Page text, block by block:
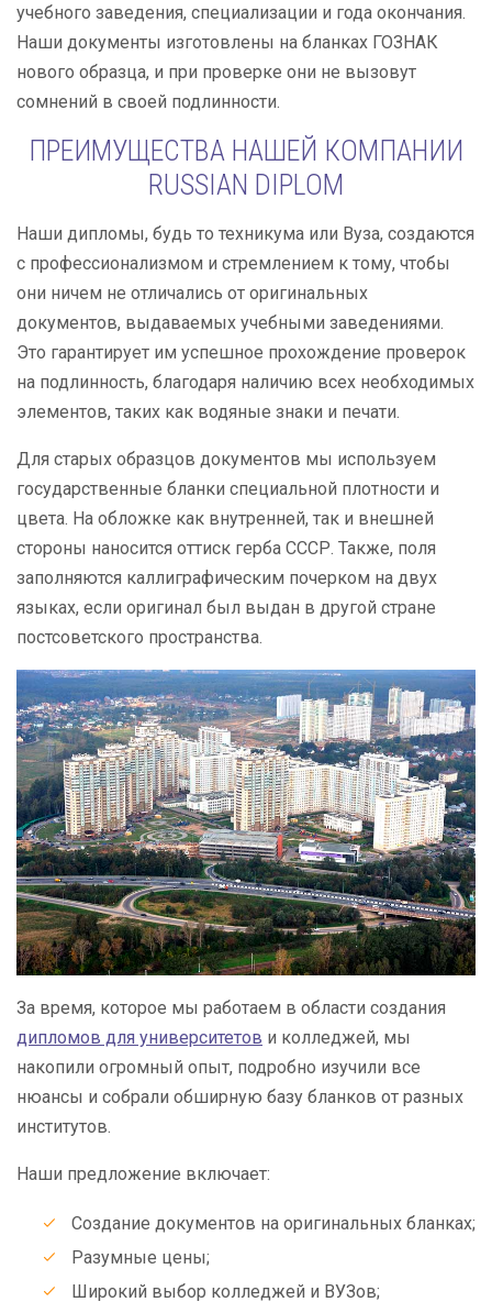
учебного заведения, специализации и года окончания.
Наши документы изготовлены на бланках ГОЗНАК
нового образца, и при проверке они не вызовут
сомнений в своей подлинности.
ПРЕИМУЩЕСТВА НАШЕЙ КОМПАНИИ
RUSSIAN DIPLOM
Наши дипломы, будь то техникума или Вуза, создаются
с профессионализмом и стремлением к тому, чтобы
они ничем не отличались от оригинальных
документов, выдаваемых учебными заведениями.
Это гарантирует им успешное прохождение проверок
на подлинность, благодаря наличию всех необходимых
элементов, таких как водяные знаки и печати.
Для старых образцов документов мы используем
государственные бланки специальной плотности и
цвета. На обложке как внутренней, так и внешней
стороны наносится оттиск герба СССР. Также, поля
заполняются каллиграфическим почерком на двух
языках, если оригинал был выдан в другой стране
постсоветского пространства.
За время, которое мы работаем в области создания
дипломов для университетов и колледжей, мы
накопили огромный опыт, подробно изучили все
нюансы и собрали обширную базу бланков от разных
институтов.
Наши предложение включает:
Создание документов на оригинальных бланках;
Разумные цены;
Широкий выбор колледжей и ВУЗов;